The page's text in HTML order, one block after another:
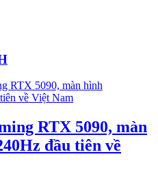
RTX 5090, màn
đầu tiên về